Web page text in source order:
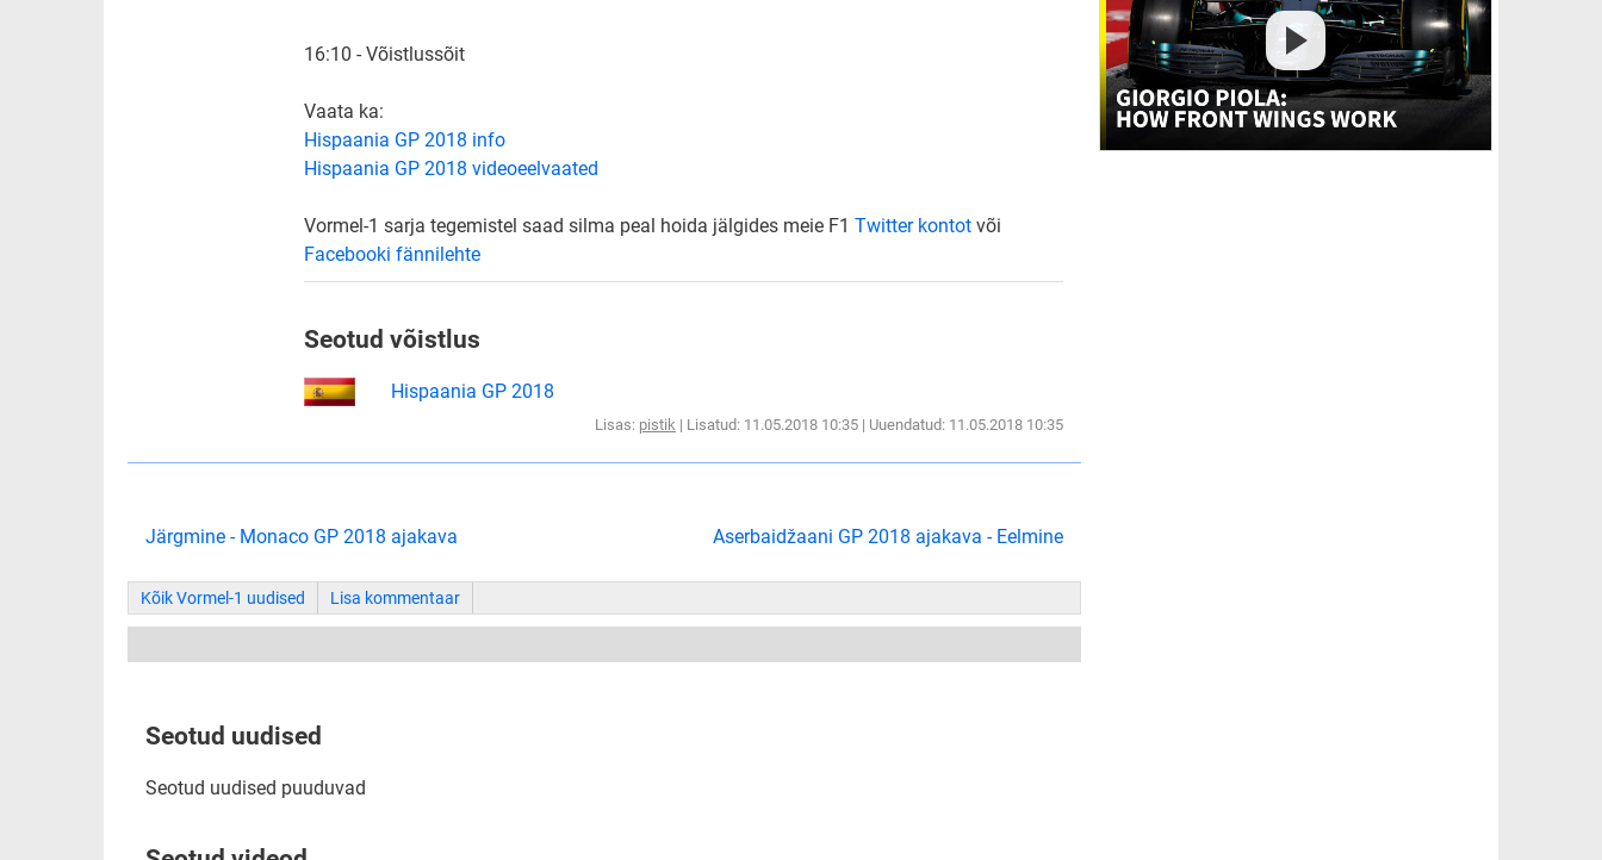
16:10 - Võistlussõit
Vaata ka:
Hispaania GP 2018 info
Hispaania GP 2018 videoeelvaated
Vormel-1 sarja tegemistel saad silma peal hoida jälgides meie F1Twitter kontot või
Facebooki fännilehte
Seotud võistlus
Hispaania GP 2018
Lisas: pistik | Lisatud: 11.05.2018 10:35 | Uuendatud: 11.05.2018 10:35
Järgmine - Monaco GP 2018 ajakava Aserbaidžaani GP 2018 ajakava - Eelmine
Kõik Vormel-1 uudised Lisa kommentaar
Seotud uudised
Seotud uudised puuduvad